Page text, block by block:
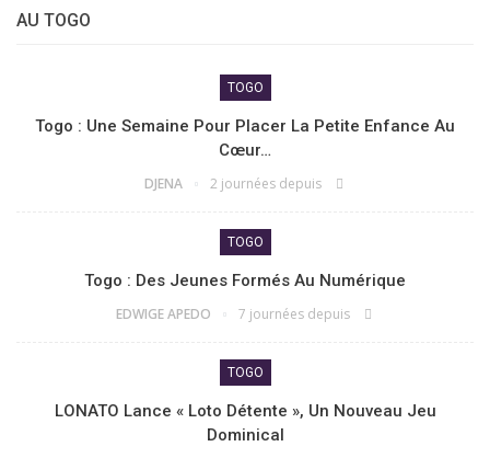
AU TOGO
TOGO
Togo : Une Semaine Pour Placer La Petite Enfance Au
Cœur…
DJENA 2 journées depuis
TOGO
Togo : Des Jeunes Formés Au Numérique
EDWIGE APEDO 7 journées depuis
TOGO
LONATO Lance « Loto Détente », Un Nouveau Jeu
Dominical